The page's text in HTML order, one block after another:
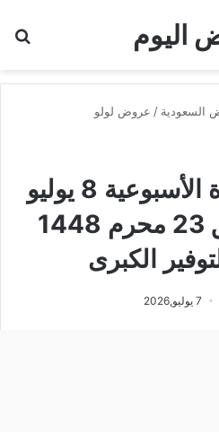
اليوم
السعودية / عروض لولو
عروض لولو جدة الأسبوعية 8 يوليو
2026 الموافق 23 محرم 1448
الكبرى
7 يوليو,2026